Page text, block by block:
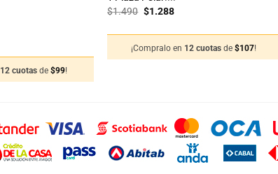
12 cuotasde$99!
$1.490 El
$1.490.
$1.288El
$1.288.
¡Compralo en 12 cuotasde$107!